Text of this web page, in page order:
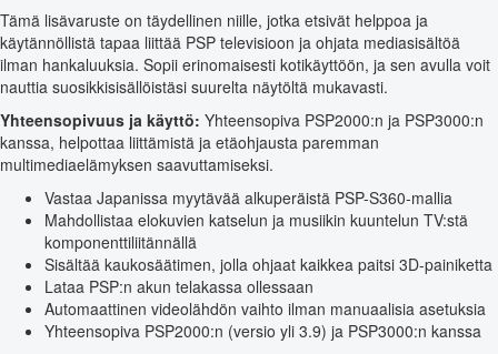
Tämä lisävaruste on täydellinen niille, jotka etsivät helppoa ja
käytännöllistä tapaa liittää PSP televisioon ja ohjata mediasisältöä
ilman hankaluuksia. Sopii erinomaisesti kotikäyttöön, ja sen avulla voit
nauttia suosikkisisällöistäsi suurelta näytöltä mukavasti.
Yhteensopivuus ja käyttö: Yhteensopiva PSP2000:n ja PSP3000:n
kanssa, helpottaa liittämistä ja etäohjausta paremman
multimediaelämyksen saavuttamiseksi.
Vastaa Japanissa myytävää alkuperäistä PSP-S360-mallia
Mahdollistaa elokuvien katselun ja musiikin kuuntelun TV:stä
komponenttiliitännällä
Sisältää kaukosäätimen, jolla ohjaat kaikkea paitsi 3D-painiketta
Lataa PSP:n akun telakassa ollessaan
Automaattinen videolähdön vaihto ilman manuaalisia asetuksia
Yhteensopiva PSP2000:n (versio yli 3.9) ja PSP3000:n kanssa